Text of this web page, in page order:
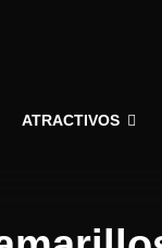
ATRACTIVOS